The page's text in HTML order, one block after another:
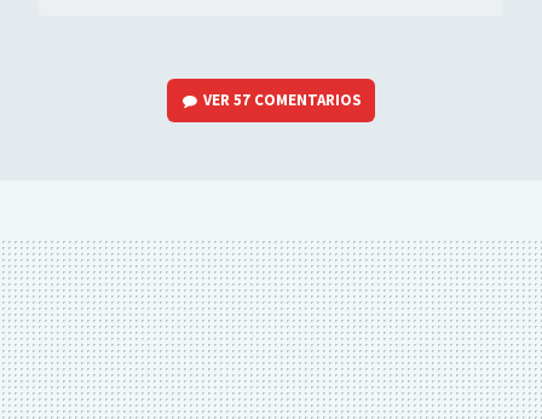
VER57 COMENTARIOS